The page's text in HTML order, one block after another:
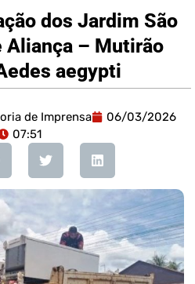
dos Jardim São
Aliança – Mutirão
aegypti
de Imprensa
06/03/2026
07:51